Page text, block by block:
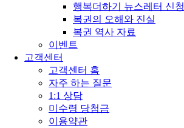
행복더하기 뉴스레터 신청
복권의 오해와 진실
복권 역사 자료
이벤트
고객센터
고객센터 홈
자주 하는 질문
1:1 상담
미수령 당첨금
이용약관